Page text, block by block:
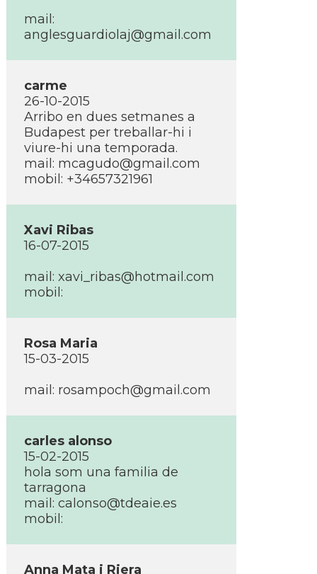
mail:
anglesguardiolaj@gmail.com
carme
26-10-2015
Arribo en dues setmanes a
Budapest per treballar-hi i
viure-hi una temporada.
mail: mcagudo@gmail.com
mobil: +34657321961
Xavi Ribas
16-07-2015
mail: xavi_ribas@hotmail.com
mobil:
Rosa Maria
15-03-2015
mail: rosampoch@gmail.com
carles alonso
15-02-2015
hola som una familia de
tarragona
mail: calonso@tdeaie.es
mobil:
Anna Mata i Riera